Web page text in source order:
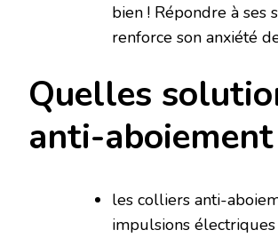
bien ! Répondre à ses
renforce son anxiété
Quelles
anti-aboiement
les colliers anti-
impulsions